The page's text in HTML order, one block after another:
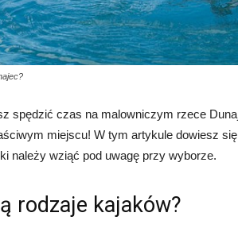
spędzić czas na malowniczym rzece
miejscu! W tym artykule dowiesz
należy wziąć pod uwagę przy wyborze.
rodzaje kajaków?